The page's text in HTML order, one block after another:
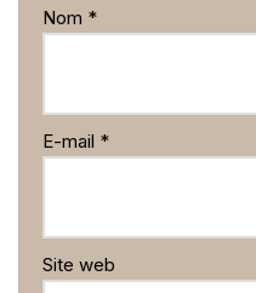
Nom *
E-mail *
Site web